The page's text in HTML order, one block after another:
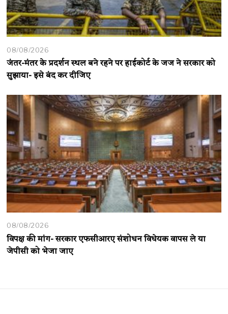
08/08/2026
जंतर-मंतर के प्रदर्शन स्थल बने रहने पर हाईकोर्ट के जज ने सरकार को
सुझाया- इसे बंद कर दीजिए
08/08/2026
विपक्ष की मांग- सरकार एफसीआरए संशोधन विधेयक वापस ले या
जेपीसी को भेजा जाए